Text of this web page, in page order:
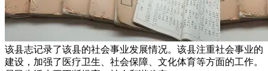
该县志记录了该县的社会事业发展情况。该县注重社会事业的
建设，加强了医疗卫生、社会保障、文化体育等方面的工作。